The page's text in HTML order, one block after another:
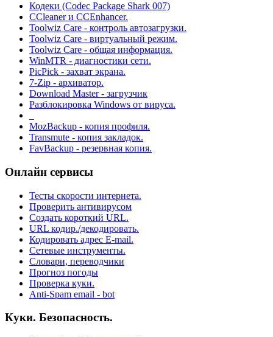
Кодеки (Codec Package Shark 007)
CCleaner и CCEnhancer.
Toolwiz Care - контроль автозагрузки.
Toolwiz Care - виртуальный режим.
Toolwiz Care - общая информация.
WinMTR - диагностики сети.
PicPick - захват экрана.
7-Zip - архиватор.
Download Master - загрузчик
Разблокировка Windows от вируса.
MozBackup - копия профиля.
Transmute - копия закладок.
FavBackup - резервная копия.
Онлайн сервисы
Тесты скорости интернета.
Проверить антивирусом
Создать короткий URL.
URL кодир./декодировать.
Кодировать адрес E-mail.
Сетевые инструменты.
Словари, переводчики
Прогноз погоды
Проверка куки.
Anti-Spam email - bot
Куки. Безопасность.